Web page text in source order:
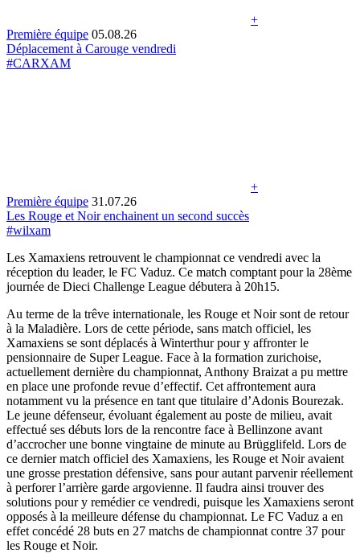
+
Première équipe 05.08.26
Déplacement à Carouge vendredi
#CARXAM
+
Première équipe 31.07.26
Les Rouge et Noir enchainent un second succès
#wilxam
Les Xamaxiens retrouvent le championnat ce vendredi avec la
réception du leader, le FC Vaduz. Ce match comptant pour la 28ème
journée de Dieci Challenge League débutera à 20h15.
Au terme de la trêve internationale, les Rouge et Noir sont de retour
à la Maladière. Lors de cette période, sans match officiel, les
Xamaxiens se sont déplacés à Winterthur pour y affronter le
pensionnaire de Super League. Face à la formation zurichoise,
actuellement dernière du championnat, Anthony Braizat a pu mettre
en place une profonde revue d’effectif. Cet affrontement aura
notamment vu la présence en tant que titulaire d’Adonis Bourezak.
Le jeune défenseur, évoluant également au poste de milieu, avait
effectué ses débuts lors de la rencontre face à Bellinzone avant
d’accrocher une bonne vingtaine de minute au Brügglifeld. Lors de
ce dernier match officiel des Xamaxiens, les Rouge et Noir avaient
une grosse prestation défensive, sans pour autant parvenir réellement
à perforer l’arrière garde argovienne. Il faudra ainsi trouver des
solutions pour y remédier ce vendredi, puisque les Xamaxiens seront
opposés à la meilleure défense du championnat. Le FC Vaduz a en
effet concédé 28 buts en 27 matchs de championnat contre 37 pour
les Rouge et Noir.